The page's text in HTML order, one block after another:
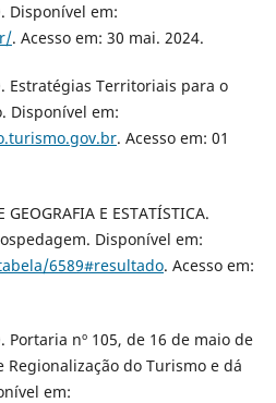
Disponível em:
. Acesso em: 30 mai. 2024.
Estratégias Territoriais para o
Disponível em:
. Acesso em: 01
E ESTATÍSTICA.
Disponível em:
6589#resultado. Acesso em:
Portaria nº 105, de 16 de maio de
do Turismo e dá
em: